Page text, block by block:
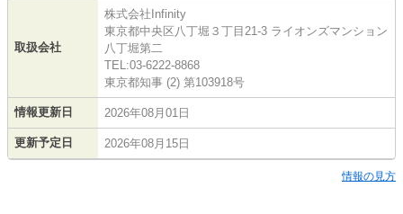
取扱会社
株式会社Infinity
東京都中央区八丁堀３丁目21-3 ライオンズマンション
八丁堀第二
TEL:03-6222-8868
東京都知事 (2) 第103918号
情報更新日 2026年08月01日
更新予定日 2026年08月15日
情報の見方